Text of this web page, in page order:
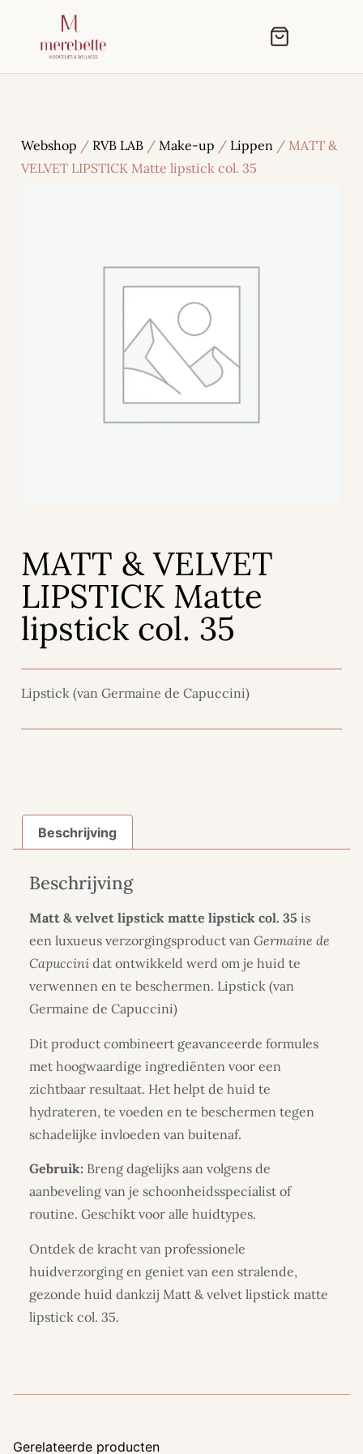
Webshop / RVB LAB / Make-up / Lippen / MATT &
VELVET LIPSTICK Matte lipstick col. 35
MATT & VELVET
LIPSTICK Matte
lipstick col. 35
Lipstick (van Germaine de Capuccini)
Beschrijving
Beschrijving
Matt & velvet lipstick matte lipstick col. 35 is
een luxueus verzorgingsproduct van Germaine de
Capuccini dat ontwikkeld werd om je huid te
verwennen en te beschermen. Lipstick (van
Germaine de Capuccini)
Dit product combineert geavanceerde formules
met hoogwaardige ingrediënten voor een
zichtbaar resultaat. Het helpt de huid te
hydrateren, te voeden en te beschermen tegen
schadelijke invloeden van buitenaf.
Gebruik: Breng dagelijks aan volgens de
aanbeveling van je schoonheidsspecialist of
routine. Geschikt voor alle huidtypes.
Ontdek de kracht van professionele
huidverzorging en geniet van een stralende,
gezonde huid dankzij Matt & velvet lipstick matte
lipstick col. 35.
Gerelateerde producten